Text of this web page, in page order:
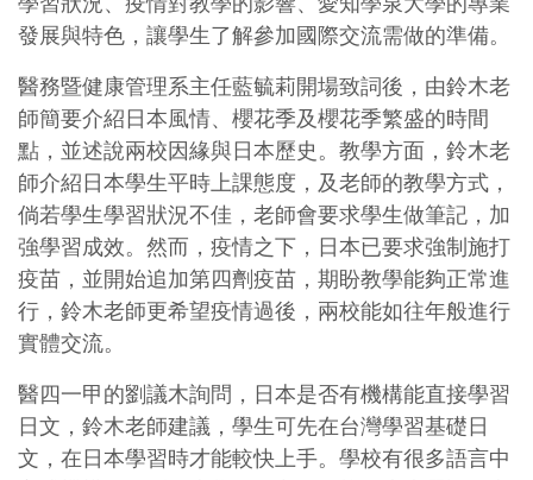
發展與特色，讓學生了解參加國際交流需做的準備。
醫務暨健康管理系主任藍毓莉開場致詞後，由鈴木老
師簡要介紹日本風情、櫻花季及櫻花季繁盛的時間
點，並述說兩校因緣與日本歷史。教學方面，鈴木老
師介紹日本學生平時上課態度，及老師的教學方式，
倘若學生學習狀況不佳，老師會要求學生做筆記，加
強學習成效。然而，疫情之下，日本已要求強制施打
疫苗，並開始追加第四劑疫苗，期盼教學能夠正常進
行，鈴木老師更希望疫情過後，兩校能如往年般進行
實體交流。
醫四一甲的劉議木詢問，日本是否有機構能直接學習
日文，鈴木老師建議，學生可先在台灣學習基礎日
文，在日本學習時才能較快上手。學校有很多語言中